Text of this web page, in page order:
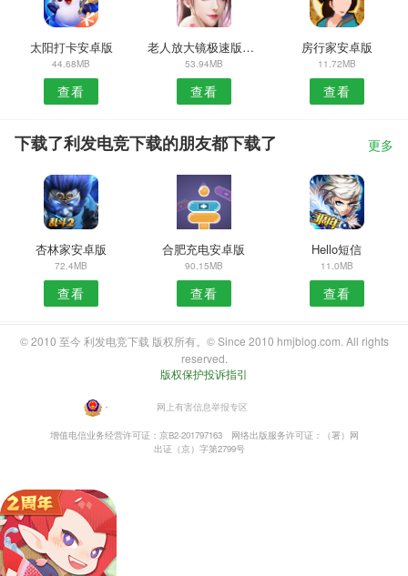
太阳打卡安卓版
44.68MB
查看
老人放大镜极速版安卓版
53.94MB
查看
房行家安卓版
11.72MB
查看
下载了利发电竞下载的朋友都下载了 更多
杏林家安卓版
72.4MB
查看
合肥充电安卓版
90.15MB
查看
Hello短信
11.0MB
查看
© 2010 至今 利发电竞下载 版权所有。© Since 2010 hmjblog.com. All rights
reserved.
版权保护投诉指引
・ 网上有害信息举报专区
增值电信业务经营许可证：京B2-201797163
网络出版服务许可证：（署）网
出证（京）字第2799号